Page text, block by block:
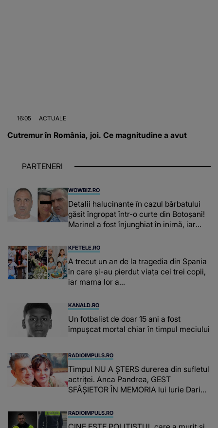
16:05 ACTUALE
Cutremur în România, joi. Ce magnitudine a avut
PARTENERI
WOWBIZ.RO
Detalii halucinante în cazul bărbatului
găsit îngropat într-o curte din Botoșani!
Marinel a fost înjunghiat în inimă, iar
suspecți
KFETELE.RO
A trecut un an de la tragedia din Spania
în care și-au pierdut viața cei trei copii,
iar mama lor a…
KANALD.RO
Un fotbalist de doar 15 ani a fost
împușcat mortal chiar în timpul meciului
RADIOIMPULS.RO
Timpul NU A ȘTERS durerea din sufletul
actriței. Anca Pandrea, GEST
SFÂȘIETOR ÎN MEMORIA lui Iurie Darie:
timpul parcă..."
RADIOIMPULS.RO